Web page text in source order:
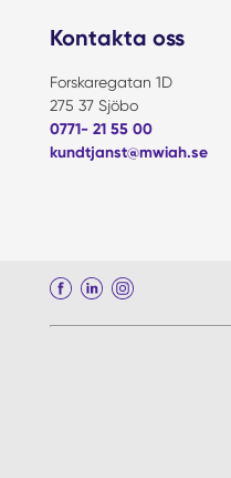
Kontakta oss
Forskaregatan 1D
275 37 Sjöbo
0771- 21 55 00
kundtjanst@mwiah.se